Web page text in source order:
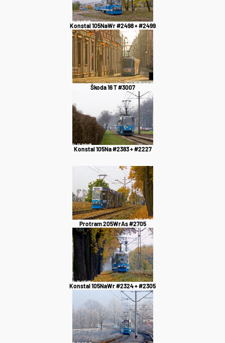
Konstal 105NaWr #2498 + #2499
Škoda 16 T #3007
Konstal 105Na #2383 + #2227
Protram 205WrAs #2705
Konstal 105NaWr #2324 + #2305